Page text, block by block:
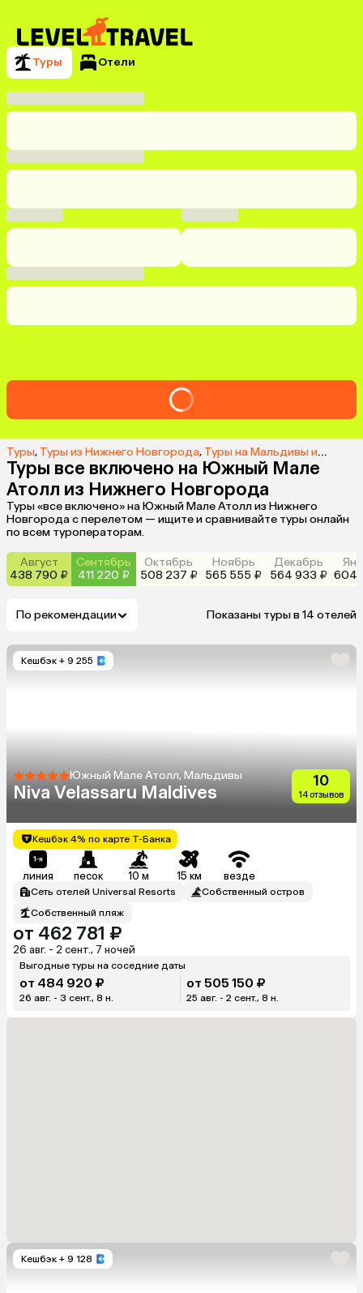
Туры Отели
Туры, Туры из Нижнего Новгорода, Туры на Мальдивы из Нижнего Новгорода
Туры все включено на Южный Мале
Атолл из Нижнего Новгорода
Туры «все включено» на Южный Мале Атолл из Нижнего
Новгорода с перелетом — ищите и сравнивайте туры онлайн
по всем туроператорам.
Август
438 790 ₽
Сентябрь
411 220 ₽
Октябрь
508 237 ₽
Ноябрь
565 555 ₽
Декабрь
564 933 ₽ 604
По рекомендации Показаны туры в 14 отелей
Кешбэк + 9 255
Южный Мале Атолл, Мальдивы
Niva Velassaru Maldives
10
14 отзывов
Кешбэк 4% по карте Т-Банка
линия песок 10 м 15 км везде
Сеть отелей Universal Resorts
Собственный остров
Собственный пляж
от 462 781 ₽
26 авг. - 2 сент., 7 ночей
Выгодные туры на соседние даты
от 484 920 ₽
26 авг. - 3 сент., 8 н.
от 505 150 ₽
25 авг. - 2 сент., 8 н.
Кешбэк + 9 128